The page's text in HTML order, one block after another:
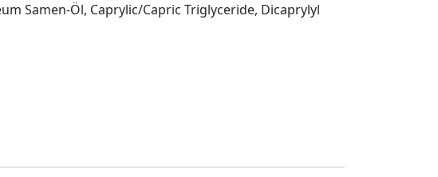
Samen-Öl, Caprylic/Capric Triglyceride, Dicaprylyl